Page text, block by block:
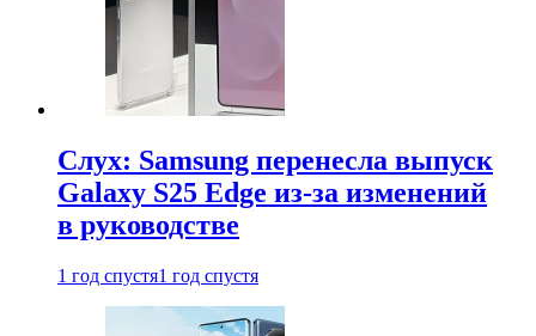
Слух: Samsung перенесла выпуск
Galaxy S25 Edge из-за изменений
в руководстве
1 год спустя1 год спустя